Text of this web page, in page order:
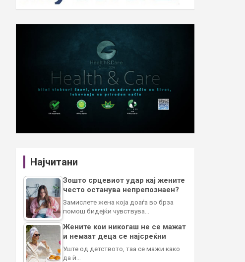
Најчитани
Зошто срцевиот удар кај жените
често останува непрепознаен?
Замислете жена која доаѓа во брза
помош бидејќи чувствува…
Жените кои никогаш не се мажат
и немаат деца се најсреќни
Уште од детството, таа се мажи како
да ѝ…